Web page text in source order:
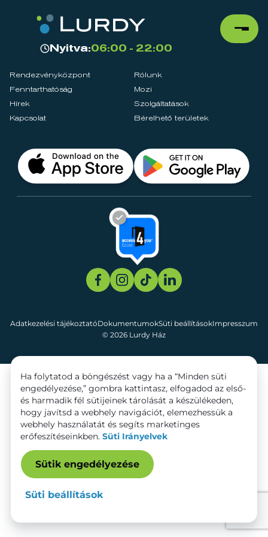
Nyitva:06:00 - 22:00
Rendezvényközpont
Rólunk
Fenntarthatóság
Mozi
Hírek
Szolgáltatások
Kapcsolat
Bérelhető területek
© 2026 Lurdy Ház
Adatkezelési tájékoztatóDokumentumokSüti beállításokImpresszum
Ha folytatod a böngészést vagy ha a “Minden süti
engedélyezése,” gombra kattintasz, elfogadod az első-
és harmadik fél sütijeinek tárolását a készülékeden,
hogy javítsd a webhely navigációt, elemezhessük a
webhely használatát és segíts marketinges
erőfeszítéseinkben. Süti Irányelvek
Sütik engedélyezése
Süti beállítások